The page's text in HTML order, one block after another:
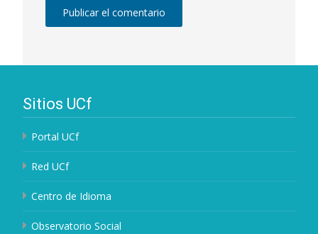
Sitios UCf
Portal UCf
Red UCf
Centro de Idioma
Observatorio Social